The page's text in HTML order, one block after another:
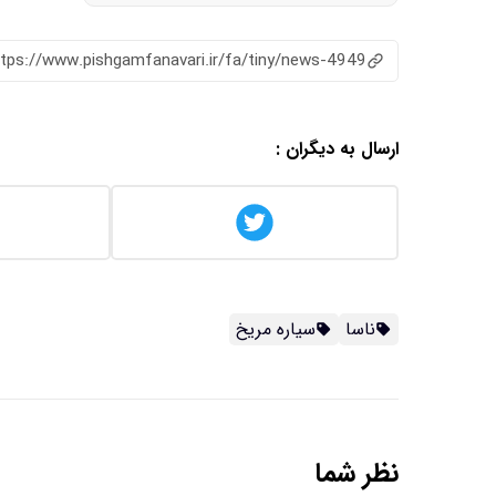
www.pishgamfanavari.ir/fa/tiny/news-4949
ارسال به دیگران :
ناسا سیاره مریخ
نظر شما